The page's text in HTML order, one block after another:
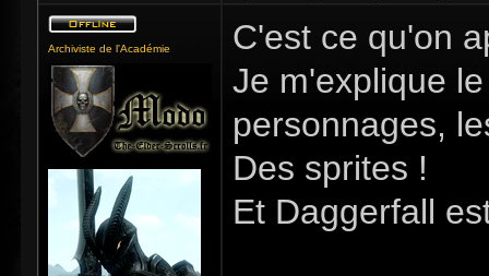
Archiviste de l'Académie
C'est ce qu'on
Je m'explique
personnages,
Des sprites !
Et Daggerfall